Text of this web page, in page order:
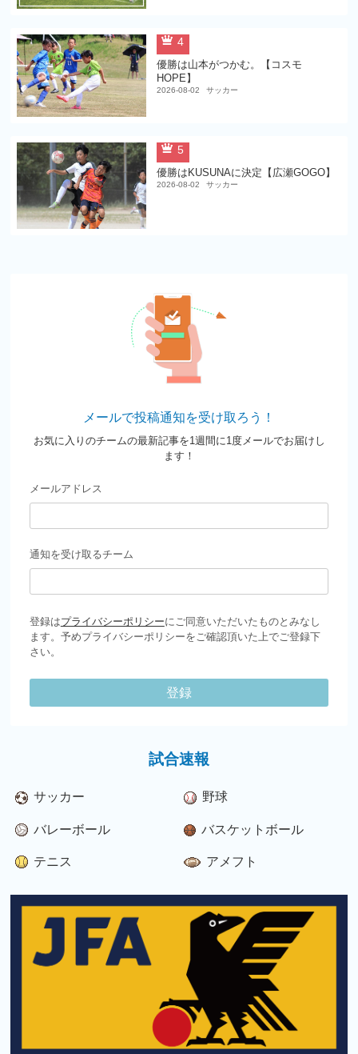
4
優勝は山本がつかむ。【コスモ
HOPE】
2026-08-02 サッカー
5
優勝はKUSUNAに決定【広瀬GOGO】
2026-08-02 サッカー
メールで投稿通知を受け取ろう！
お気に入りのチームの最新記事を1週間に1度メールでお届けし
ます！
メールアドレス
通知を受け取るチーム
登録はプライバシーポリシーにご同意いただいたものとみなし
ます。予めプライバシーポリシーをご確認頂いた上でご登録下
さい。
登録
試合速報
サッカー 野球
バレーボール バスケットボール
テニス アメフト